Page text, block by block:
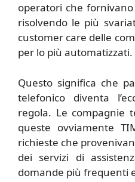
operatori che
risolvendo le più
customer care delle
per lo più automatizzati.
Questo significa che
telefonico diventa
regola. Le compagnie
queste ovviamente
richieste che
dei servizi di
domande più frequenti